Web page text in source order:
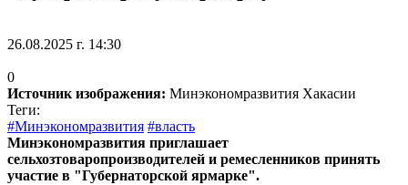
26.08.2025 г. 14:30
0
Источник изображения: Минэкономразвития Хакасии
Теги:
#Минэкономразвития #власть
Минэкономразвития приглашает
сельхозтоваропроизводителей и ремесленников принять
участие в "Губернаторской ярмарке".